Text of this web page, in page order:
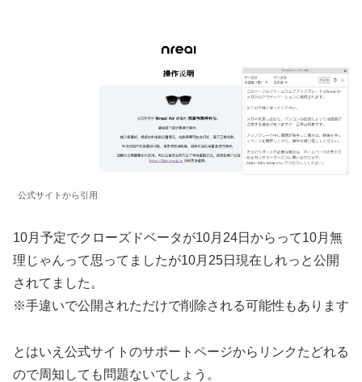
公式サイトから引用
10月予定でクローズドベータが10月24日からって10月無
理じゃんって思ってましたが10月25日現在しれっと公開
されてました。
※手違いで公開されただけで削除される可能性もあります
とはいえ公式サイトのサポートページからリンクたどれる
ので周知しても問題ないでしょう。